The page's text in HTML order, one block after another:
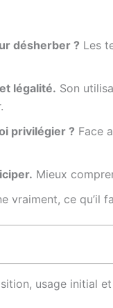
désherber ? Les
légalité. Son
privilégier ? Face
Mieux
vraiment, ce qu’il
usage initial